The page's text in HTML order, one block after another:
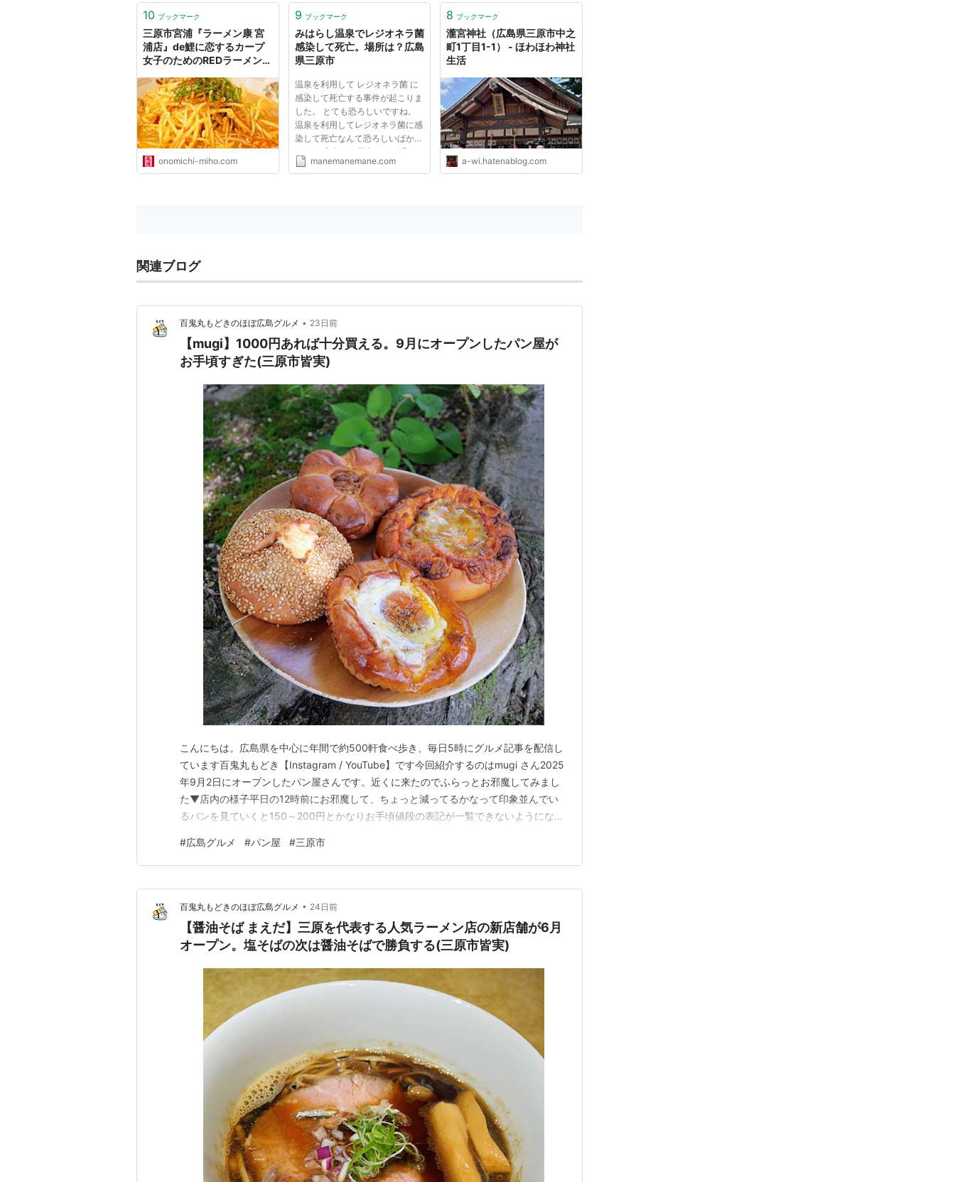
10 ブックマーク
三原市宮浦『ラーメン康 宮
浦店』de鯉に恋するカープ
女子のためのREDラーメン！
onomichi-miho.com
9 ブックマーク
みはらし温泉でレジオネラ菌
感染して死亡。場所は？広島
県三原市
温泉を利用して レジオネラ菌 に
感染して死亡する事件が起こりま
した。 とても恐ろしいですね。
温泉を利用してレジオネラ菌に感
染して死亡なんて恐ろしいばかり
です。 広島の三原市にある温
泉、「 みはらし温泉 」で集団感
manemanemane.com
8 ブックマーク
瀧宮神社（広島県三原市中之
町1丁目1-1） - ほわほわ神社
生活
a-wi.hatenablog.com
関連ブログ
百鬼丸もどきのほぼ広島グルメ • 23日前
【mugi】1000円あれば十分買える。9月にオープンしたパン屋が
お手頃すぎた(三原市皆実)
こんにちは。広島県を中心に年間で約500軒食べ歩き、毎日5時にグルメ記事を配信し
ています百鬼丸もどき【Instagram / YouTube】です今回紹介するのはmugi さん2025
年9月2日にオープンしたパン屋さんです。近くに来たのでふらっとお邪魔してみまし
た▼店内の様子平日の12時前にお邪魔して、ちょっと減ってるかなって印象並んでい
るパンを見ていくと150～200円とかなりお手頃値段の表記が一覧できないようになっ
ン ▼ベーコンエッグ(200円)『ベーコンの塩気×卵のコク。お腹も心も満たされるご馳
走パン‼』とのこ…
#広島グルメ #パン屋 #三原市
百鬼丸もどきのほぼ広島グルメ • 24日前
【醤油そば まえだ】三原を代表する人気ラーメン店の新店舗が6月
オープン。塩そばの次は醤油そばで勝負する(三原市皆実)